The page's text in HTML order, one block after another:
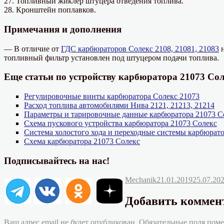
28. Кронштейн поплавков.
Примечания и дополнения
— В отличие от ГДС карбюраторов Солекс 2108, 21081, 21083
топливный фильтр установлен под штуцером подачи топлива.
Еще статьи по устройству карбюратора 21073
Регулировочные винты карбюратора Солекс 21073
Расход топлива автомобилями Нива 2121, 21213, 21214
Параметры и тарировочные данные карбюратора 21073
Схема пускового устройства карбюратора 21073 Солекс
Система холостого хода и переходные системы
Схема карбюратора 21073 Солекс
Подписывайтесь на нас!
Автор
MechanikОпубликовано
21.01.2019
Добавить